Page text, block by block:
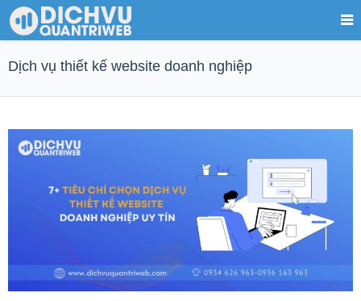
Dịch vụ thiết kế website doanh nghiệp